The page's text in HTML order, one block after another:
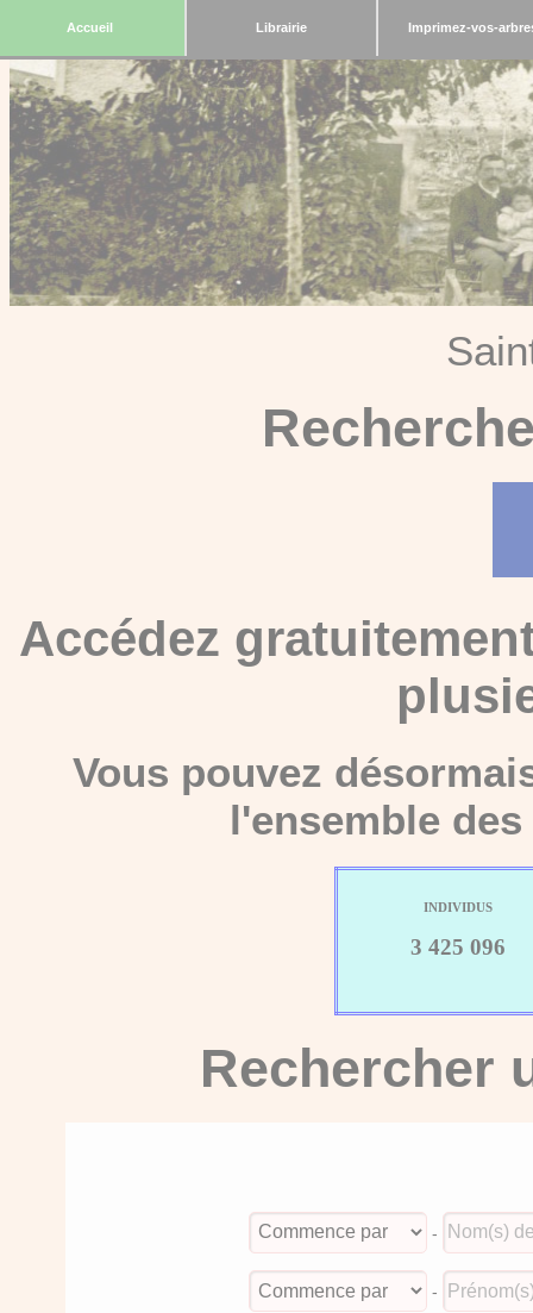
Accueil Librairie Imprimez-vos-
Accédez
Vous pouvez
l'ensemble
INDIVIDUS
3 425 096
Rechercher
-
-